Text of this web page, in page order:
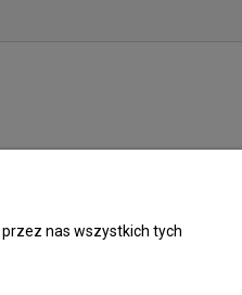
nas wszystkich tych